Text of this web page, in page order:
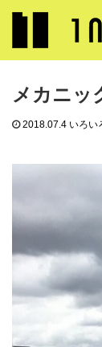
い
メカニッ
2018.07.4 いろい